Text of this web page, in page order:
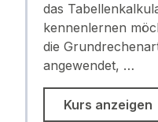
das
kennenlernen
die
angewendet, …
Kurs anzeigen